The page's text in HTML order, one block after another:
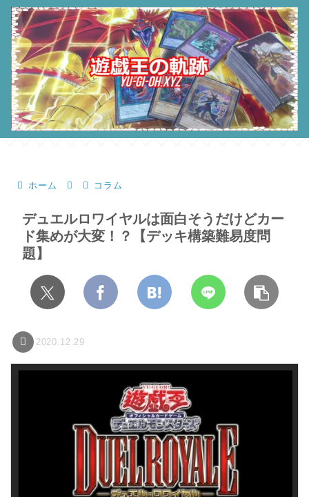
ホーム コラム
デュエルロワイヤルは面白そうだけどカー
ド集めが大変！？【デッキ構築難易度問
題】
2020.12.29